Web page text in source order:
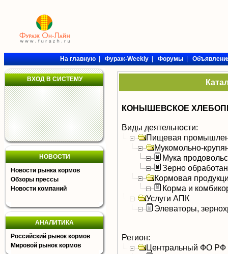
На главную|Фураж-Weekly|Форумы|
ВХОД В СИСТЕМУ
НОВОСТИ
Новости рынка кормов
Обзоры прессы
Новости компаний
АНАЛИТИКА
Российский рынок кормов
Мировой рынок кормов
КОНЫШЕВСКОЕ
Виды деятельности:
Пищевая
Мукомольно-
Мука
Зерно
Кормовая
Корма и
Услуги АПК
Элеваторы,
Регион:
Центральный ФО РФ